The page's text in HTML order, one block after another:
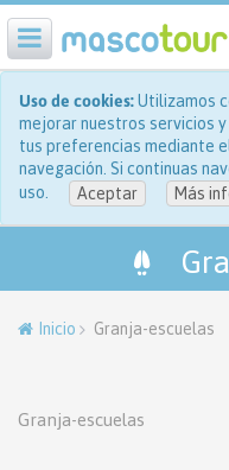
Uso de cookies:Utilizamos
mejorar nuestros servicios
tus preferencias mediante
navegación. Si continuas
uso.
Aceptar Más
Inicio Granja-escuelas
Granja-escuelas